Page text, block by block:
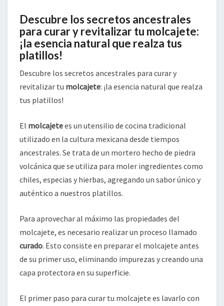
Descubre los secretos ancestrales
para curar y revitalizar tu molcajete:
¡la esencia natural que realza tus
platillos!
Descubre los secretos ancestrales para curar y
revitalizar tu molcajete: ¡la esencia natural que realza
tus platillos!
El molcajetees un utensilio de cocina tradicional
utilizado en la cultura mexicana desde tiempos
ancestrales. Se trata de un mortero hecho de piedra
volcánica que se utiliza para moler ingredientes como
chiles, especias y hierbas, agregando un sabor único y
auténtico a nuestros platillos.
Para aprovechar al máximo las propiedades del
molcajete, es necesario realizar un proceso llamado
curado. Esto consiste en preparar el molcajete antes
de su primer uso, eliminando impurezas y creando una
capa protectora en su superficie.
El primer paso para curar tu molcajete es lavarlo con